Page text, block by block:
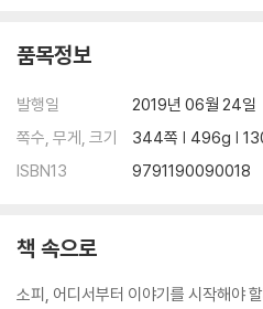
품목정보
발행일
2019년 06월 24일
쪽수, 무게, 크기
344쪽 | 496g |
ISBN13
9791190090018
책 속으로
소피, 어디서부터 이야기를 시작해야